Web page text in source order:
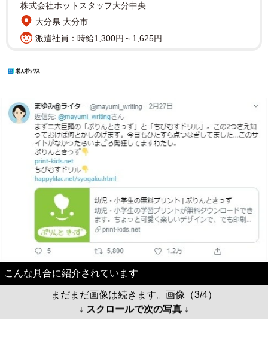
株式会社ホットスタッフ大分中央
大分県 大分市
派遣社員：時給1,300円～1,625円
こんな具合に紹介されています
まだまだ画像は続きます。画像（3/4）
↓ スクロールで次の写真 ↓